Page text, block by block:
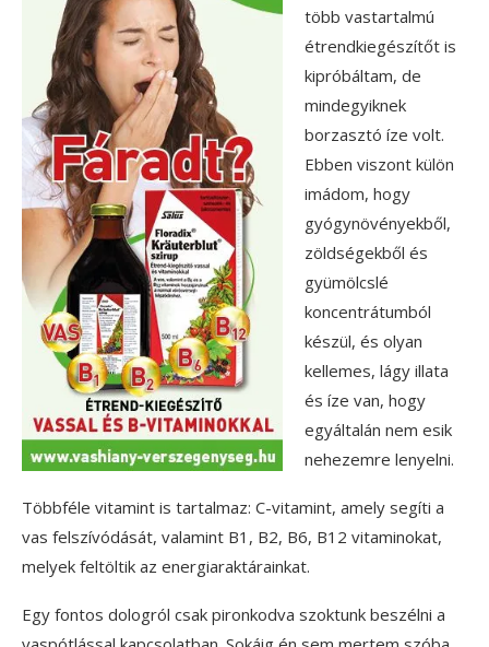
több vastartalmú
étrendkiegészítőt is
kipróbáltam, de
mindegyiknek
borzasztó íze volt.
Ebben viszont külön
imádom, hogy
gyógynövényekből,
zöldségekből és
gyümölcslé
koncentrátumból
készül, és olyan
kellemes, lágy illata
és íze van, hogy
egyáltalán nem esik
nehezemre lenyelni.
Többféle vitamint is tartalmaz: C-vitamint, amely segíti a
vas felszívódását, valamint B1, B2, B6, B12 vitaminokat,
melyek feltöltik az energiaraktárainkat.
Egy fontos dologról csak pironkodva szoktunk beszélni a